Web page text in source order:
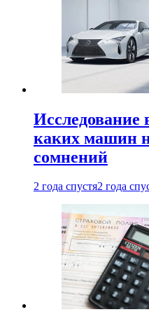
Исследование
каких машин
сомнений
2 года спустя2 года